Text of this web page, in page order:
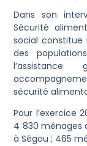
Dans son
Sécurité
social
des
sécurité
Pour l’exercice
4 830 ménages
à Ségou ; 465